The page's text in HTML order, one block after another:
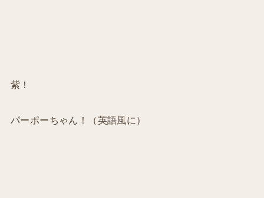
紫！
パーポーちゃん！（英語風に）